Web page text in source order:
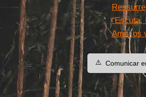
“Escuta,
Amai os
⚠️ Comunicar